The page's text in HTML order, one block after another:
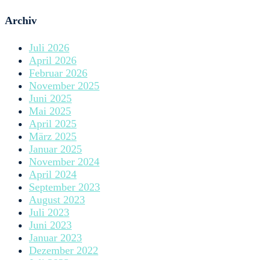
Archiv
Juli 2026
April 2026
Februar 2026
November 2025
Juni 2025
Mai 2025
April 2025
März 2025
Januar 2025
November 2024
April 2024
September 2023
August 2023
Juli 2023
Juni 2023
Januar 2023
Dezember 2022